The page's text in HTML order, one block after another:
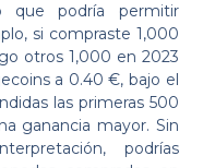
que podría permitir
si compraste 1,000
otros 1,000 en 2023
a 0.40 €, bajo el
las primeras 500
ganancia mayor. Sin
podrías